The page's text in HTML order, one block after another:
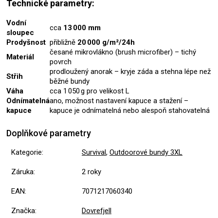
Technické parametry:
Vodní
sloupec
cca 13 000 mm
Prodyšnost přibližně 20 000 g/m²/24h
Materiál
česané mikrovlákno (brush microfiber) – tichý
povrch
Střih
prodloužený anorak – kryje záda a stehna lépe než
běžné bundy
Váha
cca 1 050 g pro velikost L
Odnímatelná
kapuce
ano, možnost nastavení kapuce a stažení –
kapuce je odnímatelná nebo alespoň stahovatelná
Doplňkové parametry
Kategorie: Survival, Outdoorové bundy 3XL
Záruka: 2 roky
EAN: 7071217060340
Značka: Dovrefjell